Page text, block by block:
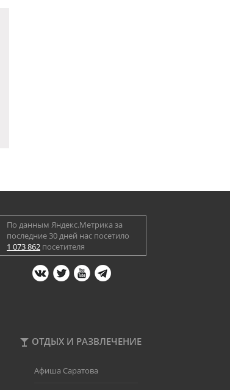
По данным Яндекс.Метрика за
последние 30 дней нас посетило
1 073 862 посетителя
ОТДЫХ И РАЗВЛЕЧЕНИЕ
Афиша Саратова